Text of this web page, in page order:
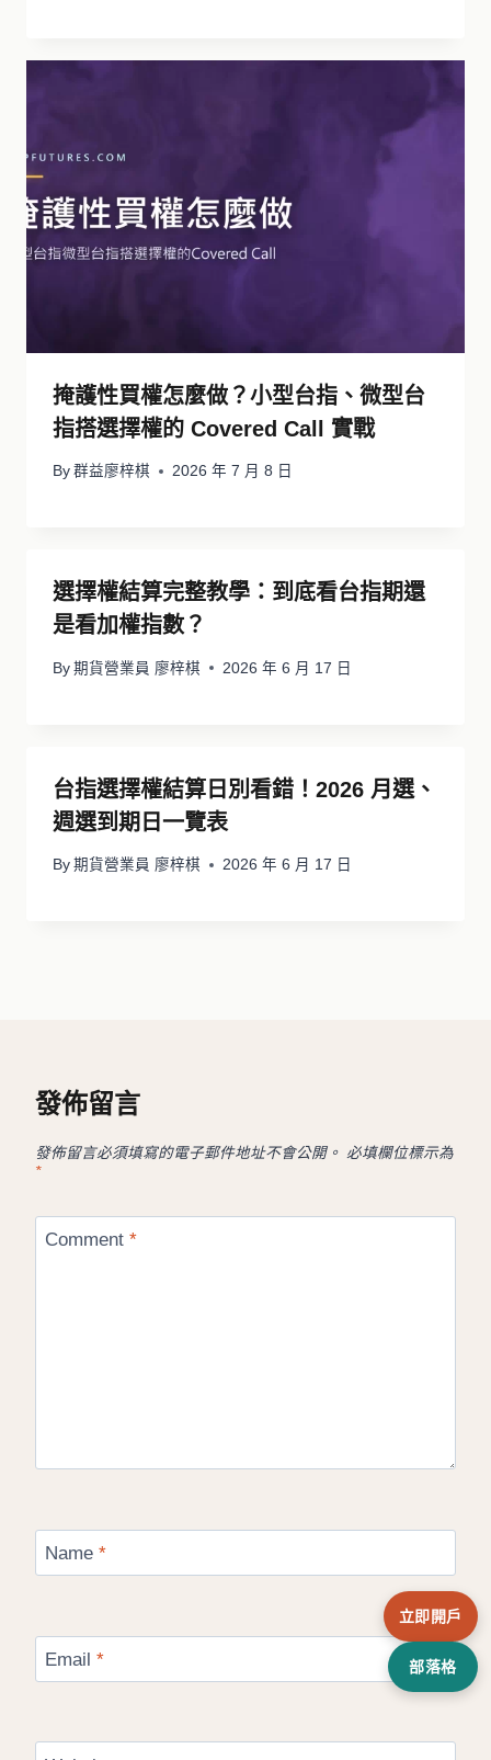
掩護性買權怎麼做？小型台指、微型台
指搭選擇權的 Covered Call 實戰
By 群益廖梓棋 2026 年 7 月 8 日
選擇權結算完整教學：到底看台指期還
是看加權指數？
By 期貨營業員 廖梓棋 2026 年 6 月 17 日
台指選擇權結算日別看錯！2026 月選、
週選到期日一覽表
By 期貨營業員 廖梓棋 2026 年 6 月 17 日
發佈留言
發佈留言必須填寫的電子郵件地址不會公開。 必填欄位標示為
*
Comment *
Name *
Email *
立即開戶
部落格